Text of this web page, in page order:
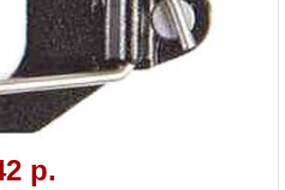
р.